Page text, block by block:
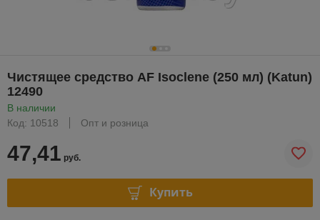
Чистящее средство AF Isoclene (250 мл) (Katun)
12490
В наличии
Код: 10518
Опт и розница
47,41 руб.
Купить